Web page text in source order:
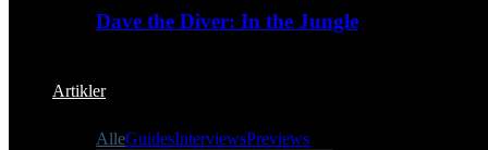
Dave the Diver: In the Jungle
Artikler
AlleGuidesInterviewsPreviews